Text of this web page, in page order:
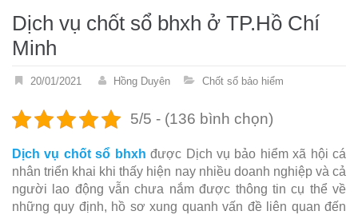
Dịch vụ chốt sổ bhxh ở TP.Hồ Chí
Minh
20/01/2021 Hồng Duyên Chốt sổ bảo hiểm
5/5 - (136 bình chọn)
Dịch vụ chốt sổ bhxh được Dịch vụ bảo hiểm xã hội cá
nhân triển khai khi thấy hiện nay nhiều doanh nghiệp và cả
người lao động vẫn chưa nắm được thông tin cụ thể về
những quy định, hồ sơ xung quanh vấn đề liên quan đến